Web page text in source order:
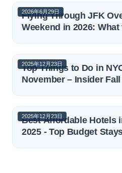
2026年6月29日
Flying Through JFK
Weekend in 2026:
2025年12月23日
Top Things to Do in
November – Insider
2025年12月23日
Best Affordable Hotels
2025 - Top Budget